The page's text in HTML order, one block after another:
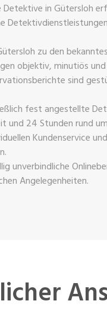
in Gütersloh
zu den
objektiv, minutiös
sind
fest angestellte
und 24 Stunden rund
Kundenservice
unverbindliche
Angelegenheiten.